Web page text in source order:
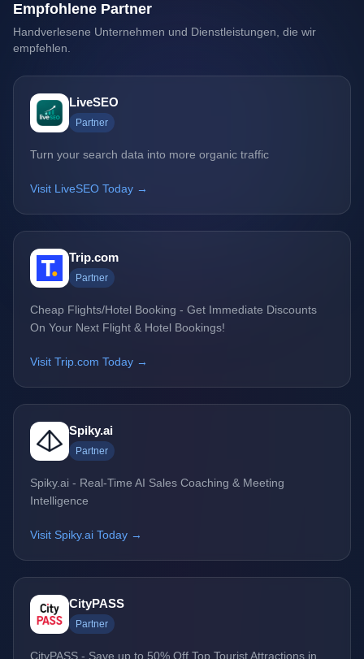
Empfohlene Partner
Handverlesene Unternehmen und Dienstleistungen, die wir
empfehlen.
LiveSEO
Partner
Turn your search data into more organic traffic
Visit LiveSEO Today →
Trip.com
Partner
Cheap Flights/Hotel Booking - Get Immediate Discounts
On Your Next Flight & Hotel Bookings!
Visit Trip.com Today →
Spiky.ai
Partner
Spiky.ai - Real-Time AI Sales Coaching & Meeting
Intelligence
Visit Spiky.ai Today →
CityPASS
Partner
CityPASS - Save up to 50% Off Top Tourist Attractions in